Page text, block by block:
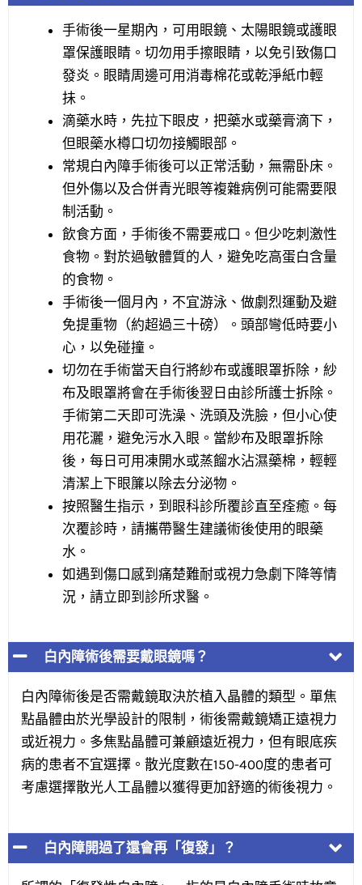
手術後一星期內，可用眼鏡、太陽眼鏡或護眼
罩保護眼睛。切勿用手擦眼睛，以免引致傷口
發炎。眼睛周邊可用消毒棉花或乾淨紙巾輕
抺。
滴藥水時，先拉下眼皮，把藥水或藥膏滴下，
但眼藥水樽口切勿接觸眼部。
常規白內障手術後可以正常活動，無需卧床。
但外傷以及合併青光眼等複雜病例可能需要限
制活動。
飲食方面，手術後不需要戒口。但少吃刺激性
食物。對於過敏體質的人，避免吃高蛋白含量
的食物。
手術後一個月內，不宜游泳、做劇烈運動及避
免提重物（約超過三十磅）。頭部彎低時要小
心，以免碰撞。
切勿在手術當天自行將紗布或護眼罩拆除，紗
布及眼罩將會在手術後翌日由診所護士拆除。
手術第二天即可洗澡、洗頭及洗臉，但小心使
用花灑，避免污水入眼。當紗布及眼罩拆除
後，每日可用凍開水或蒸餾水沾濕藥棉，輕輕
清潔上下眼簾以除去分泌物。
按照醫生指示，到眼科診所覆診直至痊癒。每
次覆診時，請攜帶醫生建議術後使用的眼藥
水。
如遇到傷口感到痛楚難耐或視力急劇下降等情
況，請立即到診所求醫。
白內障術後需要戴眼鏡嗎？
白內障術後是否需戴鏡取決於植入晶體的類型。單焦
點晶體由於光學設計的限制，術後需戴鏡矯正遠視力
或近視力。多焦點晶體可兼顧遠近視力，但有眼底疾
病的患者不宜選擇。散光度數在150-400度的患者可
考慮選擇散光人工晶體以獲得更加舒適的術後視力。
白內障開過了還會再「復發」？